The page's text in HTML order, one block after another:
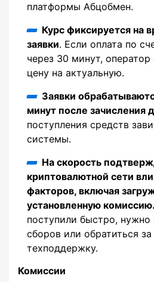
платформы Абцобмен.
Курс фиксируется на
заявки. Если оплата по
через 30 минут,
цену на актуальную.
Заявки
минут после зачисления
поступления средств
системы.
На скорость
криптовалютной сети
факторов, включая
установленную комиссию.
поступили быстро, нужно
сборов или обратиться
техподдержку.
Комиссии